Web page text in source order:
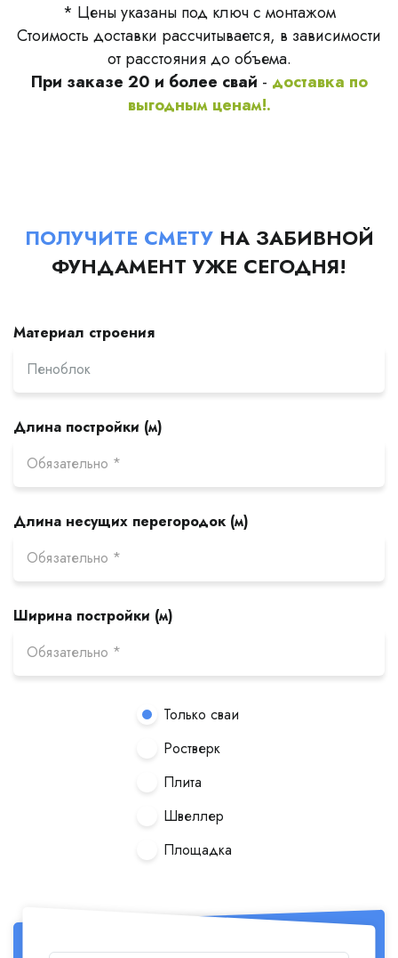
* Цены указаны под ключ с монтажом
Стоимость доставки рассчитывается, в зависимости
от расстояния до объема.
При заказе 20 и более свай - доставка по
выгодным ценам!.
ПОЛУЧИТЕ СМЕТУНА ЗАБИВНОЙ
ФУНДАМЕНТ УЖЕ СЕГОДНЯ!
Материал строения
Длина постройки (м)
Длина несущих перегородок (м)
Ширина постройки (м)
Только сваи
Ростверк
Плита
Швеллер
Площадка